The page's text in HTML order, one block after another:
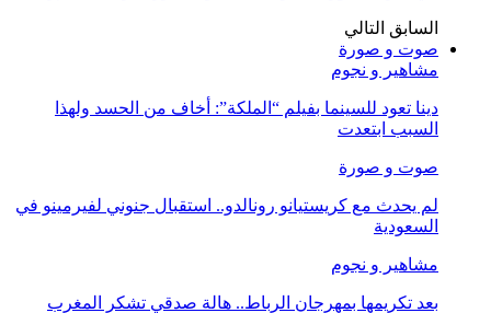
السابق التالي
صوت و صورة
مشاهير و نجوم
دينا تعود للسينما بفيلم “الملكة”: أخاف من الحسد ولهذا
السبب ابتعدت
صوت و صورة
لم يحدث مع كريستيانو رونالدو.. استقبال جنوني لفيرمينو في
السعودية
مشاهير و نجوم
بعد تكريمها بمهرجان الرباط.. هالة صدقي تشكر المغرب